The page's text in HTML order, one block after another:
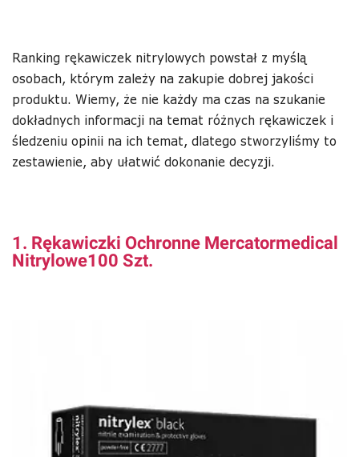
Ranking rękawiczek nitrylowych powstał z myślą
osobach, którym zależy na zakupie dobrej jakości
produktu. Wiemy, że nie każdy ma czas na szukanie
dokładnych informacji na temat różnych rękawiczek i
śledzeniu opinii na ich temat, dlatego stworzyliśmy to
zestawienie, aby ułatwić dokonanie decyzji.
1. Rękawiczki Ochronne Mercatormedical
Nitrylowe100 Szt.